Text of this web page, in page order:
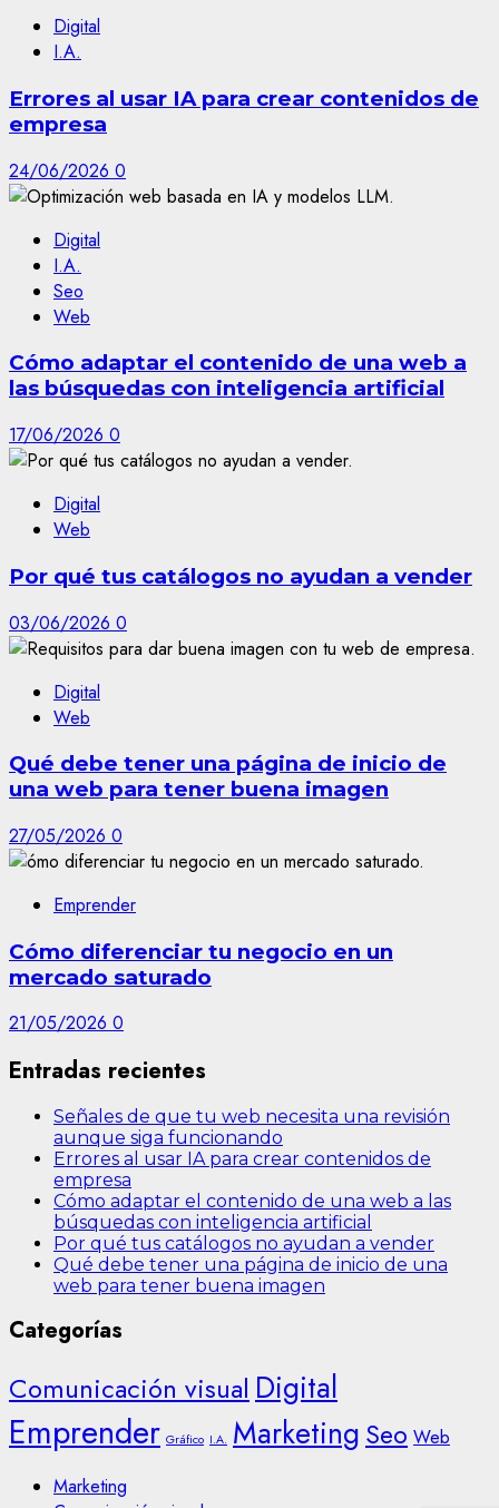
Digital
I.A.
Errores al usar IA para crear contenidos de
empresa
24/06/2026 0
Digital
I.A.
Seo
Web
Cómo adaptar el contenido de una web a
las búsquedas con inteligencia artificial
17/06/2026 0
Digital
Web
Por qué tus catálogos no ayudan a vender
03/06/2026 0
Digital
Web
Qué debe tener una página de inicio de
una web para tener buena imagen
27/05/2026 0
Emprender
Cómo diferenciar tu negocio en un
mercado saturado
21/05/2026 0
Entradas recientes
Señales de que tu web necesita una revisión
aunque siga funcionando
Errores al usar IA para crear contenidos de
empresa
Cómo adaptar el contenido de una web a las
búsquedas con inteligencia artificial
Por qué tus catálogos no ayudan a vender
Qué debe tener una página de inicio de una
web para tener buena imagen
Categorías
Comunicación visual Digital
Emprender Gráfico I.A. Marketing Seo Web
Marketing